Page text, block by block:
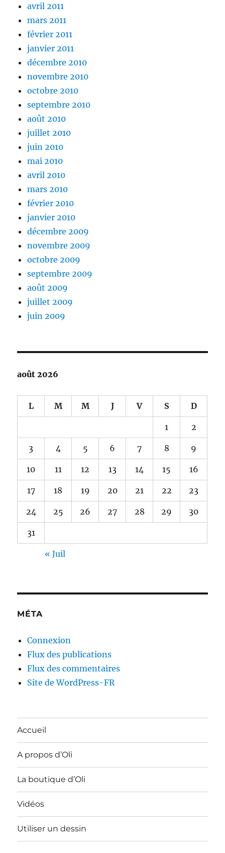
avril 2011
mars 2011
février 2011
janvier 2011
décembre 2010
novembre 2010
octobre 2010
septembre 2010
août 2010
juillet 2010
juin 2010
mai 2010
avril 2010
mars 2010
février 2010
janvier 2010
décembre 2009
novembre 2009
octobre 2009
septembre 2009
août 2009
juillet 2009
juin 2009
août 2026
L M M J V S D
1 2
3 4 5 6 7 8 9
10 11 12 13 14 15 16
17 18 19 20 21 22 23
24 25 26 27 28 29 30
31
« Juil
MÉTA
Connexion
Flux des publications
Flux des commentaires
Site de WordPress-FR
Accueil
A propos d’Oli
La boutique d’Oli
Vidéos
Utiliser un dessin